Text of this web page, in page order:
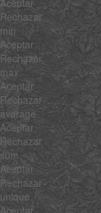
Aceptar
Rechazar
min
Aceptar
Rechazar
max
Aceptar
Rechazar
average
Aceptar
Rechazar
sum
Aceptar
Rechazar
unique